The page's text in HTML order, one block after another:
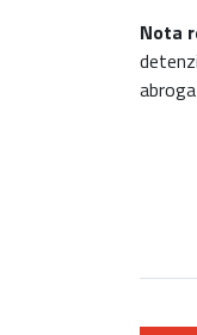
Nota